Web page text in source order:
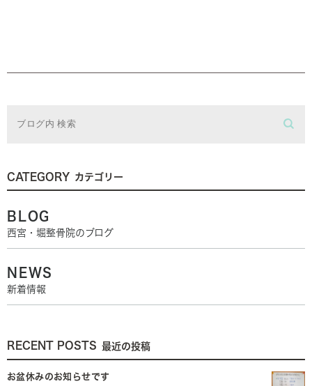
CATEGORY カテゴリー
BLOG
西宮・堀整骨院のブログ
NEWS
新着情報
RECENT POSTS 最近の投稿
お盆休みのお知らせです